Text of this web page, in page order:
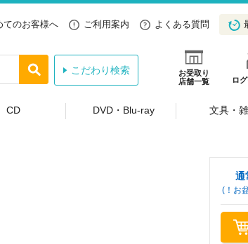
てのお客様へ ご利用案内 よくある質問
お受取り
店舗一覧
ロ
こだわり検索
CD DVD・Blu-ray 文具・
通
(！お